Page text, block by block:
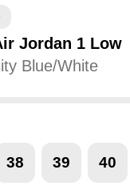
Jordan 1 Low
Blue/White
38 39 40